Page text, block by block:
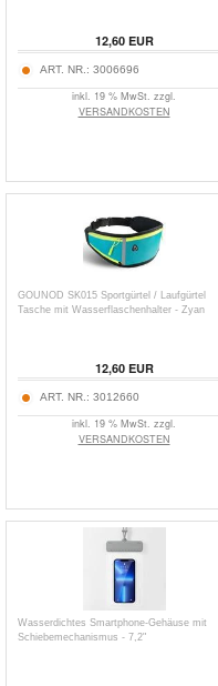
12,60EUR
ART. NR.: 3006696
inkl. 19 % MwSt. zzgl.
VERSANDKOSTEN
GOUNOD SK015 Sportgürtel / Laufgürtel
Tasche mit Wasserflaschenhalter - Zyan
12,60EUR
ART. NR.: 3012660
inkl. 19 % MwSt. zzgl.
VERSANDKOSTEN
Wasserdichtes Smartphone-Gehäuse mit
Schiebemechanismus - 7,2"